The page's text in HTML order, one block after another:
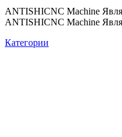
ANTISHICNC Machine
ANTISHICNC Machine
Категории